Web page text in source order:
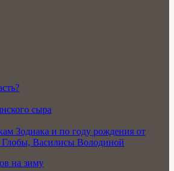
сыра
Зодиака и по году рождения от
Василисы Володиной
на зиму